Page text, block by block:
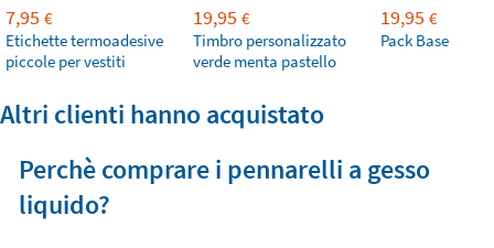
7,95 €
Etichette termoadesive
piccole per vestiti
19,95 €
Timbro personalizzato
verde menta pastello
19,95 €
Pack Base
Altri clienti hanno acquistato
Perchè comprare i pennarelli a gesso
liquido?